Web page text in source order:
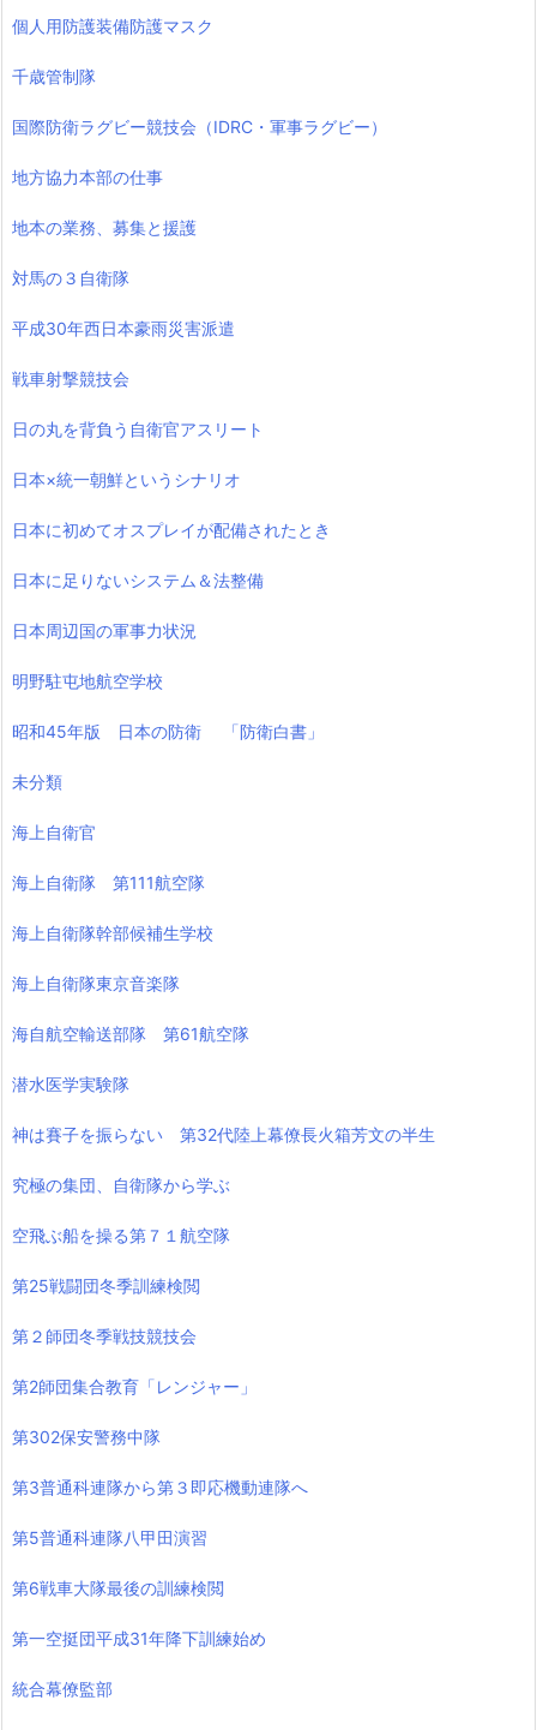
個人用防護装備防護マスク
千歳管制隊
国際防衛ラグビー競技会（IDRC・軍事ラグビー）
地方協力本部の仕事
地本の業務、募集と援護
対馬の３自衛隊
平成30年西日本豪雨災害派遣
戦車射撃競技会
日の丸を背負う自衛官アスリート
日本×統一朝鮮というシナリオ
日本に初めてオスプレイが配備されたとき
日本に足りないシステム＆法整備
日本周辺国の軍事力状況
明野駐屯地航空学校
昭和45年版 日本の防衛 「防衛白書」
未分類
海上自衛官
海上自衛隊 第111航空隊
海上自衛隊幹部候補生学校
海上自衛隊東京音楽隊
海自航空輸送部隊 第61航空隊
潜水医学実験隊
神は賽子を振らない 第32代陸上幕僚長火箱芳文の半生
究極の集団、自衛隊から学ぶ
空飛ぶ船を操る第７１航空隊
第25戦闘団冬季訓練検閲
第２師団冬季戦技競技会
第2師団集合教育「レンジャー」
第302保安警務中隊
第3普通科連隊から第３即応機動連隊へ
第5普通科連隊八甲田演習
第6戦車大隊最後の訓練検閲
第一空挺団平成31年降下訓練始め
統合幕僚監部